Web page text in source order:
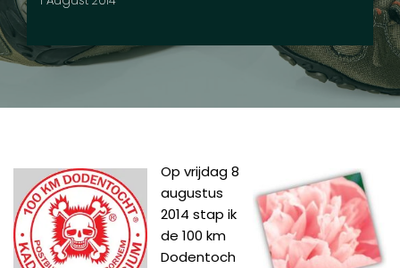
Op vrijdag 8
augustus
2014 stap ik
de 100 km
Dodentoch